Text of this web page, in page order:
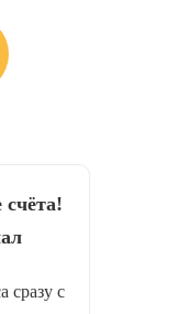
сразу с